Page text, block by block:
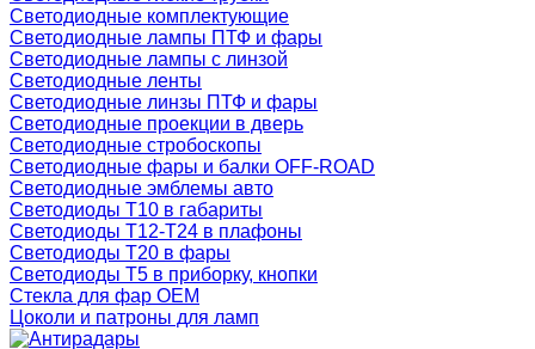
Светодиодные комплектующие
Светодиодные лампы ПТФ и фары
Светодиодные лампы с линзой
Светодиодные ленты
Светодиодные линзы ПТФ и фары
Светодиодные проекции в дверь
Светодиодные стробоскопы
Светодиодные фары и балки OFF-ROAD
Светодиодные эмблемы авто
Светодиоды T10 в габариты
Светодиоды T12-T24 в плафоны
Светодиоды T20 в фары
Светодиоды T5 в приборку, кнопки
Стекла для фар OEM
Цоколи и патроны для ламп